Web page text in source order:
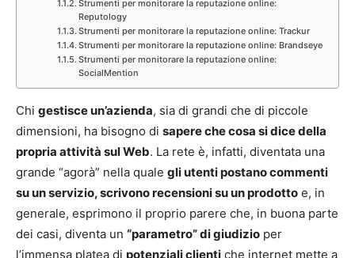
Strumenti per monitorare la reputazione online:
Reputology
Strumenti per monitorare la reputazione online: Trackur
Strumenti per monitorare la reputazione online: Brandseye
Strumenti per monitorare la reputazione online:
SocialMention
Chi gestisce un’azienda, sia di grandi che di piccole
dimensioni, ha bisogno di sapere che cosa si dice della
propria attività sul Web. La rete è, infatti, diventata una
grande “agorà” nella quale gli utenti postano commenti
su un servizio, scrivono recensioni su un prodotto e, in
generale, esprimono il proprio parere che, in buona parte
dei casi, diventa un “parametro” di giudizio per
l’immensa platea di potenziali clienti che internet mette a